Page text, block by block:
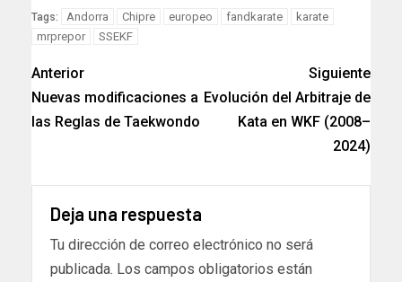
Tags: Andorra Chipre europeo fandkarate
karate
mrprepor
SSEKF
Anterior
Nuevas modificaciones a
las Reglas de Taekwondo
Siguiente
Evolución del Arbitraje de
Kata en WKF (2008–
2024)
Deja una respuesta
Tu dirección de correo electrónico no será
publicada. Los campos obligatorios están